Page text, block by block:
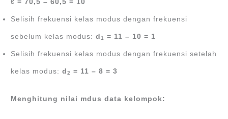
ℓ = 70,5 – 60,5 = 10
Selisih frekuensi kelas modus dengan frekuensi
sebelum kelas modus:d1 = 11 – 10 = 1
Selisih frekuensi kelas modus dengan frekuensi setelah
kelas modus: d2 = 11 – 8 = 3
Menghitung nilai mdus data kelompok: